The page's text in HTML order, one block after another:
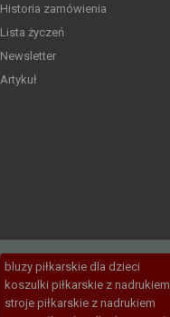
Historia zamówienia
Lista życzeń
Newsletter
Artykuł
bluzy piłkarskie dla dzieci
koszulki piłkarskie z nadrukiem
stroje piłkarskie z nadrukiem